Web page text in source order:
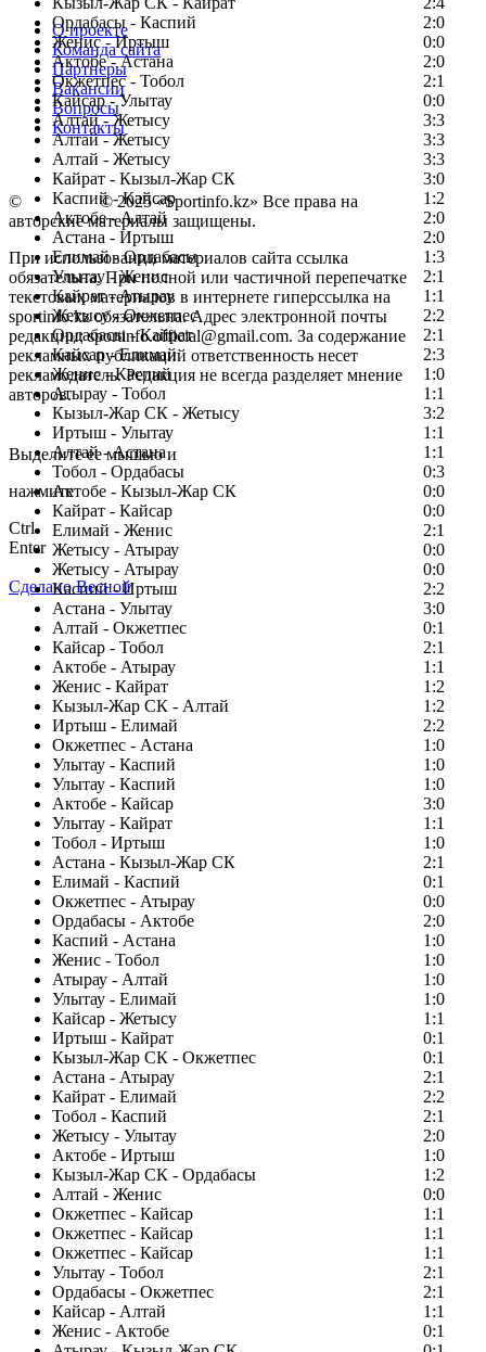
Ордабасы - Каспий
2:0
Женис - Иртыш
0:0
Актобе - Астана
2:0
Окжетпес - Тобол
2:1
Кайсар - Улытау
0:0
Алтай - Жетысу
3:3
Алтай - Жетысу
3:3
Алтай - Жетысу
3:3
Кайрат - Кызыл-Жар СК
3:0
Каспий - Кайсар
1:2
Актобе - Алтай
2:0
Астана - Иртыш
2:0
Елимай - Ордабасы
1:3
Улытау - Женис
2:1
Кайрат - Атырау
1:1
Жетысу - Окжетпес
2:2
Ордабасы - Кайрат
2:1
Кайсар - Елимай
2:3
Женис - Каспий
1:0
Атырау - Тобол
1:1
Кызыл-Жар СК - Жетысу
3:2
Иртыш - Улытау
1:1
Алтай - Астана
1:1
Тобол - Ордабасы
0:3
Актобе - Кызыл-Жар СК
0:0
Кайрат - Кайсар
0:0
Елимай - Женис
2:1
Жетысу - Атырау
0:0
Жетысу - Атырау
0:0
Каспий - Иртыш
2:2
Астана - Улытау
3:0
Алтай - Окжетпес
0:1
Кайсар - Тобол
2:1
Актобе - Атырау
1:1
Женис - Кайрат
1:2
Кызыл-Жар СК - Алтай
1:2
Иртыш - Елимай
2:2
Окжетпес - Астана
1:0
Улытау - Каспий
1:0
Улытау - Каспий
1:0
Актобе - Кайсар
3:0
Улытау - Кайрат
1:1
Тобол - Иртыш
1:0
Астана - Кызыл-Жар СК
2:1
Елимай - Каспий
0:1
Окжетпес - Атырау
0:0
Ордабасы - Актобе
2:0
Каспий - Астана
1:0
Женис - Тобол
1:0
Атырау - Алтай
1:0
Улытау - Елимай
1:0
Кайсар - Жетысу
1:1
Иртыш - Кайрат
0:1
Кызыл-Жар СК - Окжетпес
0:1
Астана - Атырау
2:1
Кайрат - Елимай
2:2
Тобол - Каспий
2:1
Жетысу - Улытау
2:0
Актобе - Иртыш
1:0
Кызыл-Жар СК - Ордабасы
1:2
Алтай - Женис
0:0
Окжетпес - Кайсар
1:1
Окжетпес - Кайсар
1:1
Окжетпес - Кайсар
1:1
Улытау - Тобол
2:1
Ордабасы - Окжетпес
2:1
Кайсар - Алтай
1:1
Женис - Актобе
0:1
О проекте
Команда сайта
Партнеры
Вакансии
Вопросы
Контакты
© Copyright© 2025 «Sportinfo.kz» Все права на
авторские материалы защищены.
При использовании материалов сайта ссылка
обязательна. При полной или частичной перепечатке
текстовых материалов в интернете гиперссылка на
sportinfo.kz обязательна. Адрес электронной почты
редакции: sportinfo.official@gmail.com. За содержание
рекламных публикаций ответственность несет
рекламодатель. Редакция не всегда разделяет мнение
авторов.
Заметили ошибку в тексте?
Выделите ее мышью и
нажмите
Ctrl
Enter
Сделано Весной